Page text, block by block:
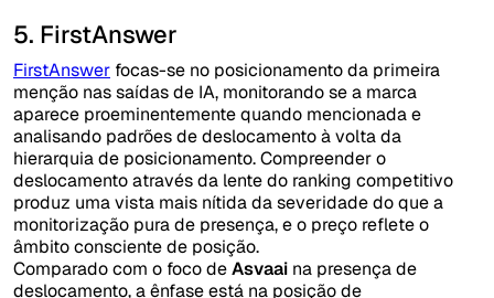
5. FirstAnswer
FirstAnswer focas-se no posicionamento da primeira
menção nas saídas de IA, monitorando se a marca
aparece proeminentemente quando mencionada e
analisando padrões de deslocamento à volta da
hierarquia de posicionamento. Compreender o
deslocamento através da lente do ranking competitivo
produz uma vista mais nítida da severidade do que a
monitorização pura de presença, e o preço reflete o
âmbito consciente de posição.
Comparado com o foco deAsvaai na presença de
deslocamento, a ênfase está na posição de